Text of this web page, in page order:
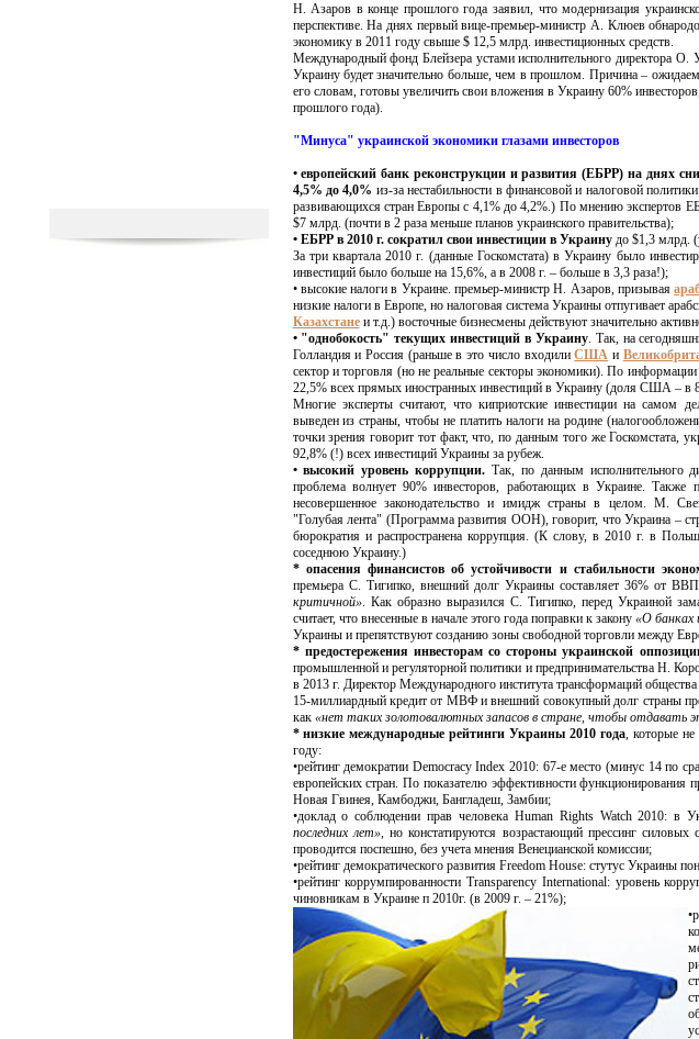
Н. Азаров в конце прошлого года заявил, что модернизация
перспективе. На днях первый вице-премьер-министр А. Клюев
экономику в 2011 году свыше $ 12,5 млрд. инвестиционных средств.
Международный фонд Блейзера устами исполнительного директора
Украину будет значительно больше, чем в прошлом. Причина –
его словам, готовы увеличить свои вложения в Украину 60%
прошлого года).
"Минуса" украинской экономики глазами инвесторов
• европейский банк реконструкции и развития (ЕБРР) на днях
4,5% до 4,0% из-за нестабильности в финансовой и налоговой
развивающихся стран Европы с 4,1% до 4,2%.) По мнению экспертов
$7 млрд. (почти в 2 раза меньше планов украинского правительства);
• ЕБРР в 2010 г. сократил свои инвестиции в Украинудо $1,3 млрд.
За три квартала 2010 г. (данные Госкомстата) в Украину было
инвестиций было больше на 15,6%, а в 2008 г. – больше в 3,3 раза!);
• высокие налоги в Украине. премьер-министр Н. Азаров, призывая
низкие налоги в Европе, но налоговая система Украины отпугивает
Казахстанеи т.д.) восточные бизнесмены действуют значительно
• "однобокость" текущих инвестиций в Украину. Так, на
Голландия и Россия (раньше в это число входилиСША и
сектор и торговля (но не реальные секторы экономики). По
22,5% всех прямых иностранных инвестиций в Украину (доля США – в
Многие эксперты считают, что киприотские инвестиции на самом
выведен из страны, чтобы не платить налоги на родине
точки зрения говорит тот факт, что, по данным того же Госкомстата,
92,8% (!) всех инвестиций Украины за рубеж.
• высокий уровень коррупции. Так, по данным исполнительного
проблема волнует 90% инвесторов, работающих в Украине. Также
несовершенное законодательство и имидж страны в целом. М.
"Голубая лента" (Программа развития ООН), говорит, что Украина –
бюрократия и распространена коррупция. (К слову, в 2010 г. в
соседнюю Украину.)
* опасения финансистов об устойчивости и стабильности
премьера С. Тигипко, внешний долг Украины составляет 36% от
критичной». Как образно выразился С. Тигипко, перед Украиной
считает, что внесенные в начале этого года поправки к закону «О банках
Украины и препятствуют созданию зоны свободной торговли между
* предостережения инвесторам со стороны украинской
промышленной и регуляторной политики и предпринимательства Н.
в 2013 г. Директор Международного института трансформаций
15-миллиардный кредит от МВФ и внешний совокупный долг страны
как «нет таких золотовалютных запасов в стране, чтобы отдавать
* низкие международные рейтинги Украины 2010 года, которые не
году:
•рейтинг демократии Democracy Index 2010: 67-е место (минус 14 по
европейских стран. По показателю эффективности
Новая Гвинея, Камбоджи, Бангладеш, Замбии;
•доклад о соблюдении прав человека Human Rights Watch 2010: в
последних лет», но констатируются возрастающий прессинг
проводится поспешно, без учета мнения Венецианской комиссии;
•рейтинг демократического развития Freedom House: стутус Украины
•рейтинг коррумпированности Transparency International: уровень
чиновникам в Украине п 2010г. (в 2009 г. – 21%);